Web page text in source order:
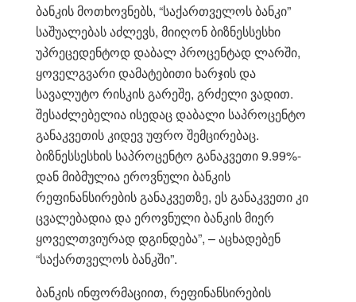
ბანკის მოთხოვნებს, “საქართველოს ბანკი”
საშუალებას აძლევს, მიიღონ ბიზნესსესხი
უპრეცედენტოდ დაბალ პროცენტად ლარში,
ყოველგვარი დამატებითი ხარჯის და
სავალუტო რისკის გარეშე, გრძელი ვადით.
შესაძლებელია ისედაც დაბალი საპროცენტო
განაკვეთის კიდევ უფრო შემცირებაც.
ბიზნესსესხის საპროცენტო განაკვეთი 9.99%-
დან მიბმულია ეროვნული ბანკის
რეფინანსირების განაკვეთზე, ეს განაკვეთი კი
ცვალებადია და ეროვნული ბანკის მიერ
ყოველთვიურად დგინდება”, – აცხადებენ
“საქართველოს ბანკში”.
ბანკის ინფორმაციით, რეფინანსირების